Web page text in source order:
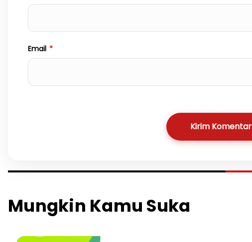
Email *
Kirim Komentar
Mungkin Kamu Suka